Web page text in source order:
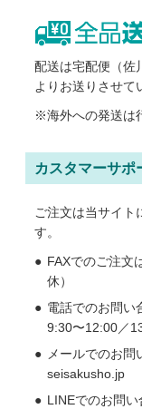
配送は宅配便（佐
よりお送りさせて
※海外への発送は
カスタマーサポ
ご注文は当サイト
す。
FAXでのご注文
休）
電話でのお問い
9:30〜12:00／
メールでのお
seisakusho.jp
LINEでのお問い